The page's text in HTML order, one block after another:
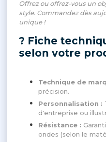
Offrez ou offrez-vous un
style. Commandez dès
unique !
? Fiche
selon votre
Technique de
précision.
Personnalisation :
d'entreprise ou
Résistance :
ondes (selon le